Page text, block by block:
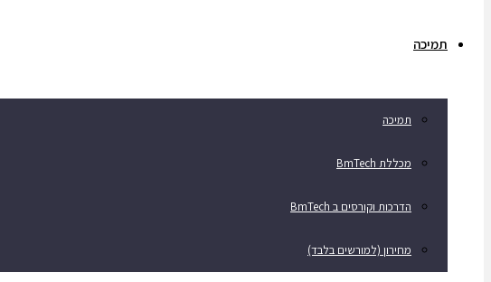
תמיכה
תמיכה
מכללת BmTech
הדרכות וקורסים ב BmTech
מחירון (למורשים בלבד)